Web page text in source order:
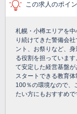
この求人のポイ
札幌・小樽エリアを
り続けてきた警備会
ント、お祭りなど、
る役割を担っていま
て安定した経営基盤
スタートできる教育
100％の環境なので、
たい方にもおすすめで